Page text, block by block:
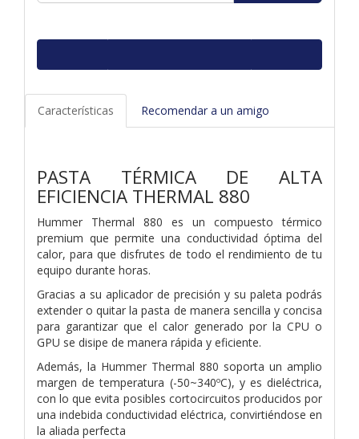
Características Recomendar a un amigo
PASTA TÉRMICA DE ALTA
EFICIENCIA THERMAL 880
Hummer Thermal 880 es un compuesto térmico
premium que permite una conductividad óptima del
calor, para que disfrutes de todo el rendimiento de tu
equipo durante horas.
Gracias a su aplicador de precisión y su paleta podrás
extender o quitar la pasta de manera sencilla y concisa
para garantizar que el calor generado por la CPU o
GPU se disipe de manera rápida y eficiente.
Además, la Hummer Thermal 880 soporta un amplio
margen de temperatura (-50~340ºC), y es dieléctrica,
con lo que evita posibles cortocircuitos producidos por
una indebida conductividad eléctrica, convirtiéndose en
la aliada perfecta